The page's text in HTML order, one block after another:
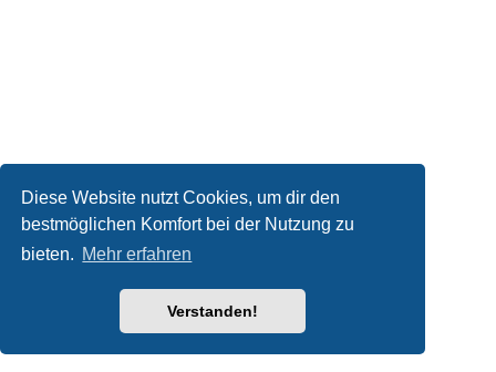
Diese Website nutzt Cookies, um dir den
bestmöglichen Komfort bei der Nutzung zu
bieten. Mehr erfahren
Verstanden!